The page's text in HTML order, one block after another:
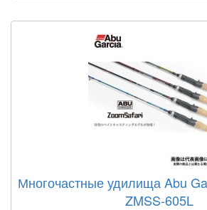
Многочастные удилища Abu
ZMSS-605L